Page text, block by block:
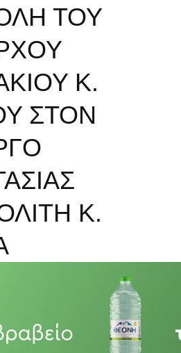
ΤΟΥ
Κ.
ΣΤΟΝ
Κ.